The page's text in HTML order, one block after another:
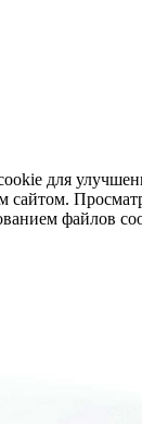
для
сайтом.
файлов